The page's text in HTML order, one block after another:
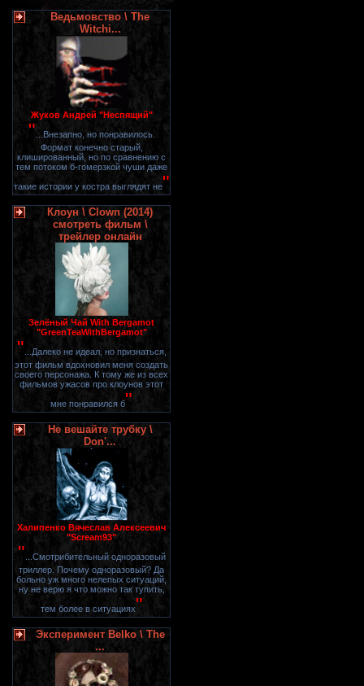
Ведьмовство \ The
Witchi...
Жуков Андрей "Неспящий"
" ...Внезапно, но понравилось.
Формат конечно старый,
клишированный, но по сравнению с
тем потоком б-гомерзкой чуши даже
такие истории у костра выглядят не"
Клоун \ Clown (2014)
смотреть фильм \
трейлер онлайн
Зелёный Чай With Bergamot
"GreenTeaWithBergamot"
" ...Далеко не идеал, но признаться,
этот фильм вдохновил меня создать
своего персонажа. К тому же из всех
фильмов ужасов про клоунов этот
мне понравился б"
Не вешайте трубку \
Don'...
Халипенко Вячеслав Алексеевич
"Scream93"
" ...Смотрибительный одноразовый
триллер. Почему одноразовый? Да
больно уж много нелепых ситуаций,
ну не верю я что можно так тупить,
тем более в ситуациях"
Эксперимент Belko \ The
...